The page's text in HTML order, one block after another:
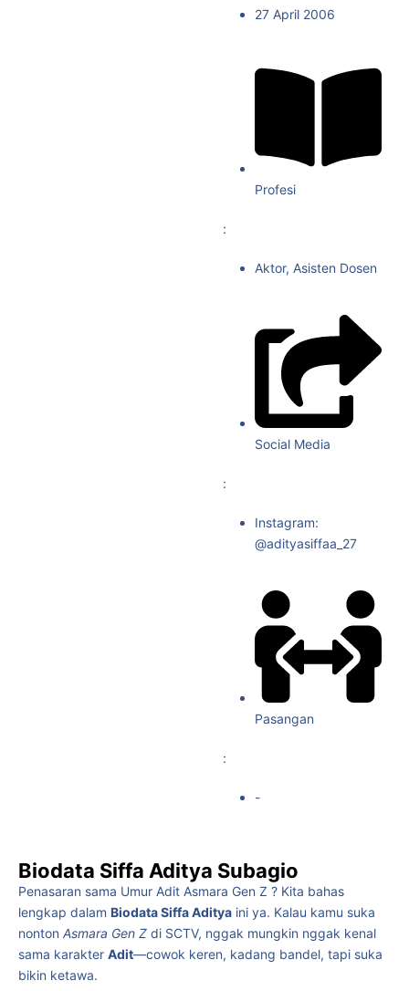
27 April 2006
Profesi
:
Aktor, Asisten Dosen
Social Media
:
Instagram:
@adityasiffaa_27
Pasangan
:
-
Biodata Siffa Aditya Subagio
Penasaran sama Umur Adit Asmara Gen Z ? Kita bahas
lengkap dalam Biodata Siffa Aditya ini ya. Kalau kamu suka
nonton Asmara Gen Z di SCTV, nggak mungkin nggak kenal
sama karakter Adit—cowok keren, kadang bandel, tapi suka
bikin ketawa.